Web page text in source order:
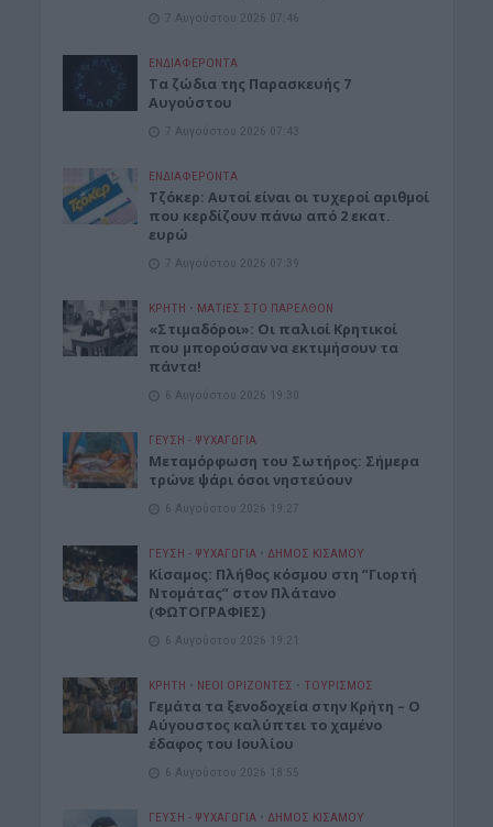
7 Αυγούστου 2026 07:46
ΕΝΔΙΑΦΕΡΟΝΤΑ
Tα ζώδια της Παρασκευής 7
Αυγούστου
7 Αυγούστου 2026 07:43
ΕΝΔΙΑΦΕΡΟΝΤΑ
Τζόκερ: Αυτοί είναι οι τυχεροί αριθμοί
που κερδίζουν πάνω από 2 εκατ.
ευρώ
7 Αυγούστου 2026 07:39
ΚΡΗΤΗ • ΜΑΤΙΕΣ ΣΤΟ ΠΑΡΕΛΘΟΝ
«Στιμαδόροι»: Οι παλιοί Κρητικοί
που μπορούσαν να εκτιμήσουν τα
πάντα!
6 Αυγούστου 2026 19:30
ΓΕΎΣΗ - ΨΥΧΑΓΩΓΊΑ
Μεταμόρφωση του Σωτήρος: Σήμερα
τρώνε ψάρι όσοι νηστεύουν
6 Αυγούστου 2026 19:27
ΓΕΎΣΗ - ΨΥΧΑΓΩΓΊΑ • ΔΉΜΟΣ ΚΙΣΆΜΟΥ
Κίσαμος: Πλήθος κόσμου στη “Γιορτή
Ντομάτας” στον Πλάτανο
(ΦΩΤΟΓΡΑΦΙΕΣ)
6 Αυγούστου 2026 19:21
ΚΡΗΤΗ • ΝΕΟΙ ΟΡΙΖΟΝΤΕΣ • ΤΟΥΡΙΣΜΟΣ
Γεμάτα τα ξενοδοχεία στην Κρήτη – Ο
Αύγουστος καλύπτει το χαμένο
έδαφος του Ιουλίου
6 Αυγούστου 2026 18:55
ΓΕΎΣΗ - ΨΥΧΑΓΩΓΊΑ • ΔΉΜΟΣ ΚΙΣΆΜΟΥ